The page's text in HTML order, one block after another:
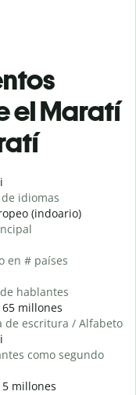
el Maratí
idiomas
(indoario)
en # países
hablantes
millones
de escritura / Alfabeto
como segundo
millones